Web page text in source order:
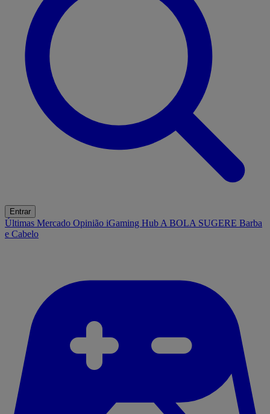
Entrar
Últimas Mercado Opinião iGaming Hub A BOLA SUGERE Barba
e Cabelo